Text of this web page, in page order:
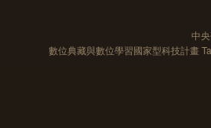
中
數位典藏與數位學習國家型科技計畫